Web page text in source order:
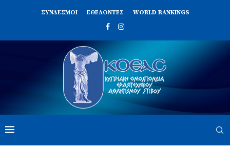
ΣΥΝΔΈΣΜΟΙ ΕΘΕΛΟΝΤΈΣ WORLD RANKINGS